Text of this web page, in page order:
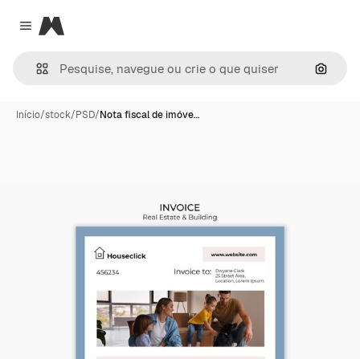
Close menu
Magnific
Início/stock/PSD/Nota fiscal de imóve…